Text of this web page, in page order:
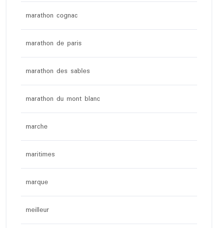
marathon cognac
marathon de paris
marathon des sables
marathon du mont blanc
marche
maritimes
marque
meilleur